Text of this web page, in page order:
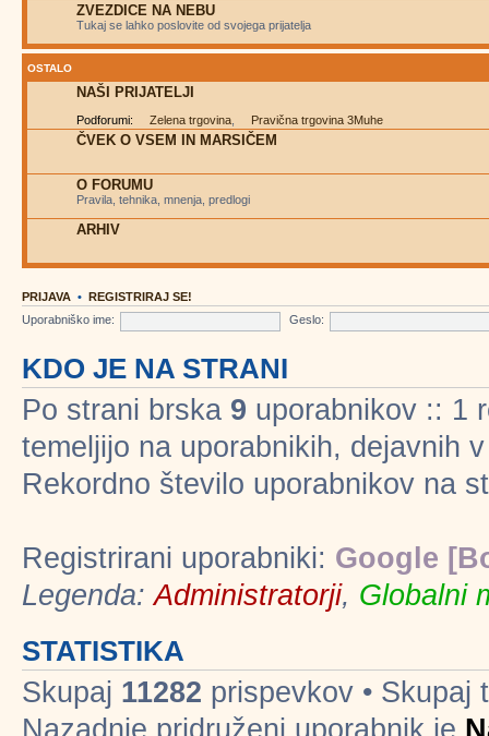
ZVEZDICE NA NEBU
Tukaj se lahko poslovite od svojega prijatelja
OSTALO
NAŠI PRIJATELJI
Podforumi: Zelena trgovina Pravična trgovina 3Muhe
ČVEK O VSEM IN MARSIČEM
O FORUMU
Pravila, tehnika, mnenja, predlogi
ARHIV
PRIJAVA • REGISTRIRAJ SE!
Uporabniško ime:
Geslo:
KDO JE NA STRANI
Po strani brska 9 uporabnikov :: 1
temeljijo na uporabnikih, dejavnih
Rekordno število uporabnikov na
Registrirani uporabniki: Google
Legenda:Administratorji, Globalni
STATISTIKA
Skupaj 11282 prispevkov • Skupaj
Nazadnje pridruženi uporabnik je